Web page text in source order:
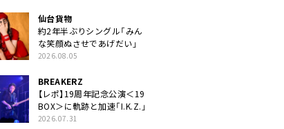
仙台貨物
約2年半ぶりシングル「みん
な笑顔ぬさせであげだい」
2026.08.05
BREAKERZ
【レポ】19周年記念公演＜19
BOX＞に軌跡と加速「I.K.Z.」
2026.07.31